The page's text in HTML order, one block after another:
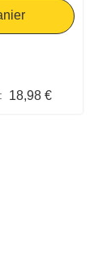
18,98 €